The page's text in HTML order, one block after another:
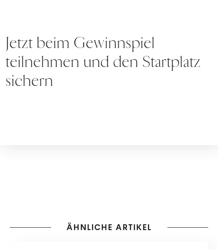
Jetzt beim Gewinnspiel
teilnehmen und den Startplatz
sichern
ÄHNLICHE ARTIKEL